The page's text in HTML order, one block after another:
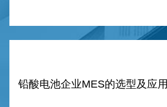
铅酸电池企业MES的选型及应用